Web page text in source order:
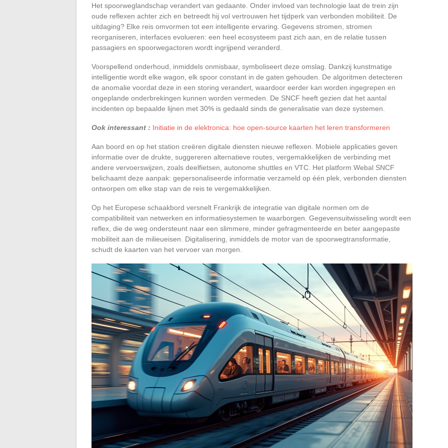
Het spoorweglandschap verandert van gedaante. Onder invloed van technologie laat de trein zijn
oude reflexen achter zich en betreedt hij vol vertrouwen het tijdperk van verbonden mobiliteit. De
uitdaging? Elke reis omvormen tot een intelligente ervaring. Gegevens stromen, stromen
reorganiseren, interfaces evolueren: een heel ecosysteem past zich aan, en de relatie tussen
passagiers en spoorwegactoren wordt ingrijpend veranderd.
Voorspellend onderhoud, inmiddels onmisbaar, symboliseert deze omslag. Dankzij kunstmatige
intelligentie wordt elke wagon, elk spoor constant in de gaten gehouden. De algoritmen detecteren
de anomalie voordat deze in een storing verandert, waardoor eerder kan worden ingegrepen en
ongeplande onderbrekingen kunnen worden vermeden. De SNCF heeft gezien dat het aantal
incidenten op bepaalde lijnen met 30% is gedaald sinds de generalisatie van deze systemen.
Ook interessant : Initiatie in de elektronica: hoe open-source kaarten het leren transformeren
Aan boord en op het station creëren digitale diensten nieuwe reflexen. Mobiele applicaties geven
informatie over de drukte, suggereren alternatieve routes, vergemakkelijken de verbinding met
andere vervoerswijzen, zoals deelfietsen, autonome shuttles en VTC. Het platform Webal SNCF
belichaamt deze aanpak: gepersonaliseerde informatie verzameld op één plek, verbonden diensten
ontworpen om elke stap van de reis te vergemakkelijken.
Op het Europese schaakbord versnelt Frankrijk de integratie van digitale normen om de
compatibiliteit van netwerken en informatiesystemen te waarborgen. Gegevensuitwisseling wordt een
reflex, die de weg ondersteunt naar een slimmere, minder gefragmenteerde en beter aangepaste
mobiliteit aan de milieueisen. Digitalisering, inmiddels de motor van de spoorwegtransformatie,
schudt de kaarten van het vervoer van morgen.